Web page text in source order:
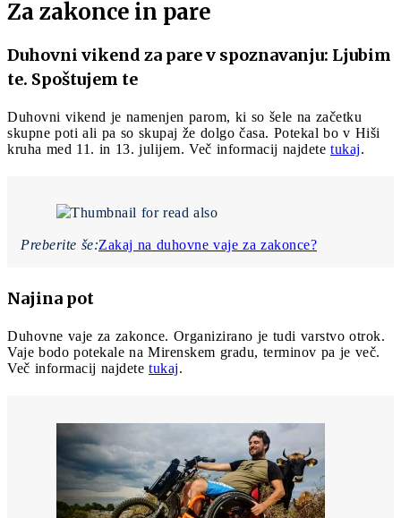
Za zakonce in pare
Duhovni vikend za pare v spoznavanju: Ljubim
te. Spoštujem te
Duhovni vikend je namenjen parom, ki so šele na začetku
skupne poti ali pa so skupaj že dolgo časa. Potekal bo v Hiši
kruha med 11. in 13. julijem. Več informacij najdete tukaj.
Preberite še:Zakaj na duhovne vaje za zakonce?
Najina pot
Duhovne vaje za zakonce. Organizirano je tudi varstvo otrok.
Vaje bodo potekale na Mirenskem gradu, terminov pa je več.
Več informacij najdete tukaj.